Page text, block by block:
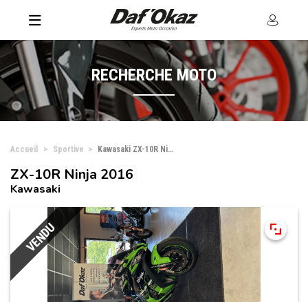
RECHERCHE MOTO
Accueil Sportive Kawasaki ZX-10R Ninja
VENDU
ZX-10R Ninja 2016
Kawasaki